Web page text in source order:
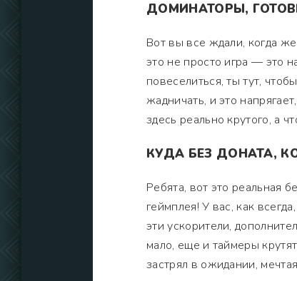
ДОМИНАТОРЫ,
Вот вы все ждали, когда
это не просто игра — это
повеселиться, ты тут,
жадничать, и это
здесь реально крутого, а
КУДА БЕЗ ДОНАТА,
Ребята, вот это реальная
геймплея! У вас, как
эти ускорители,
мало, еще и таймеры
застрял в ожидании,